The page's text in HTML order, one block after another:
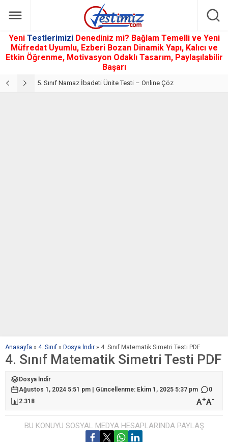
Yeni Testlerimizi Denediniz mi? Bağlam Temelli ve Yeni
Müfredat Uyumlu, Ezberi Bozan Dinamik Yapı, Kalıcı ve
Etkin Öğrenme, Motivasyon Odaklı Tasarım, Paylaşılabilir
Başarı
5. Sınıf Namaz İbadeti Ünite Testi – Online Çöz
Anasayfa » 4. Sınıf » Dosya İndir » 4. Sınıf Matematik Simetri Testi PDF
4. Sınıf Matematik Simetri Testi PDF
Dosya İndir
Ağustos 1, 2024 5:51 pm | Güncellenme: Ekim 1, 2025 5:37 pm
0
2.318
A+A-
BU KONUYU SOSYAL MEDYA HESAPLARINDA PAYLAŞ